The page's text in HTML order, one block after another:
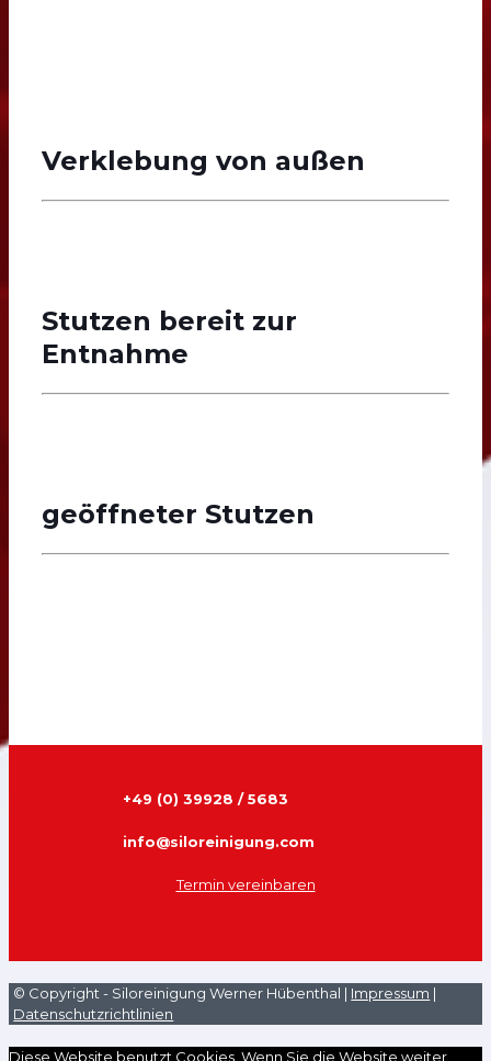
Verklebung von außen
Stutzen bereit zur
Entnahme
geöffneter Stutzen
+49 (0) 39928 / 5683
info@siloreinigung.com
Termin vereinbaren
© Copyright - Siloreinigung Werner Hübenthal | Impressum |
Datenschutzrichtlinien
Diese Website benutzt Cookies. Wenn Sie die Website weiter